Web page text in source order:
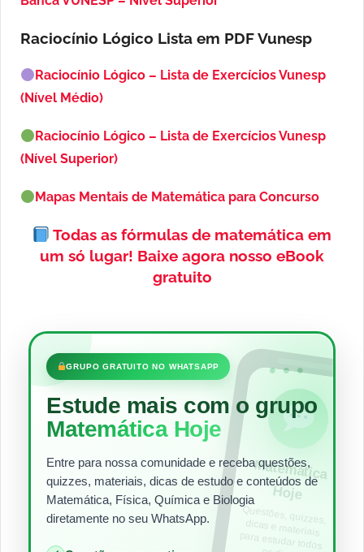
Raciocínio Lógico Lista em PDFVunesp
Raciocínio Lógico – Lista de Exercícios Vunesp
(Nível Médio)
Raciocínio Lógico – Lista de Exercícios Vunesp
(Nível Superior)
Mapas Mentais de Matemática para Concurso
Todas as fórmulas de matemática em
um só lugar! Baixe agora nosso eBook
gratuito
•••
GRUPO GRATUITO NO WHATSAPP
Estude mais com o grupo
Matemática Hoje
Entre para nossa comunidade e receba questões,
quizzes, materiais, dicas de estudo e conteúdos de
Matemática, Física, Química e Biologia
diretamente no seu WhatsApp.
Matem
ática
Hoje
Questões, quizzes,
dicas e materiais
para estudar todos